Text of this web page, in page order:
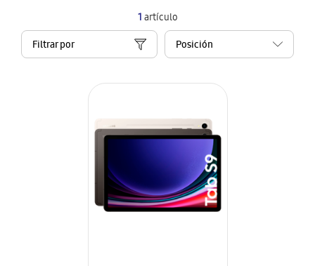
1artículo
Filtrar por